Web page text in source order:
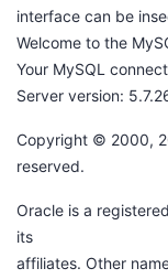
interface can be
Welcome to the
Your MySQL
Server version:
Copyright © 2000,
reserved.
Oracle is a
its
affiliates. Other